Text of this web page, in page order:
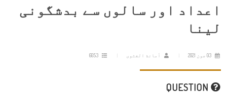
اعداد اور سالوں سے بدشگونی
لینا
أمانة الفتوى